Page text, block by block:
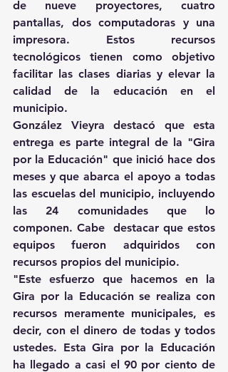
de nueve proyectores, cuatro
pantallas, dos computadoras y una
impresora. Estos recursos
tecnológicos tienen como objetivo
facilitar las clases diarias y elevar la
calidad de la educación en el
municipio.
González Vieyra destacó que esta
entrega es parte integral de la "Gira
por la Educación" que inició hace dos
meses y que abarca el apoyo a todas
las escuelas del municipio, incluyendo
las 24 comunidades que lo
componen. Cabe  destacar que estos
equipos fueron adquiridos con
recursos propios del municipio.
"Este esfuerzo que hacemos en la
Gira por la Educación se realiza con
recursos meramente municipales, es
decir, con el dinero de todas y todos
ustedes. Esta Gira por la Educación
ha llegado a casi el 90 por ciento de